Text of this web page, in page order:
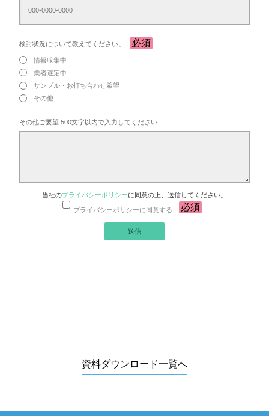
検討状況について教えてください。
情報収集中
業者選定中
サンプル・お打ち合わせ希望
その他
その他ご要望 500文字以内で入力してください
当社のプライバシーポリシーに同意の上、送信してください。
プライバシーポリシーに同意する
資料ダウンロード一覧へ